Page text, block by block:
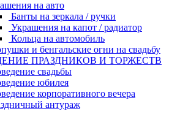
на авто
Банты на зеркала / ручки
Украшения на капот / радиатор
Кольца на автомобиль
и бенгальские огни на свадьбу
ПРАЗДНИКОВ И ТОРЖЕСТВ
свадьбы
юбилея
корпоративного вечера
антураж